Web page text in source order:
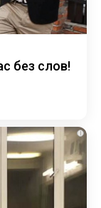
без слов!
i